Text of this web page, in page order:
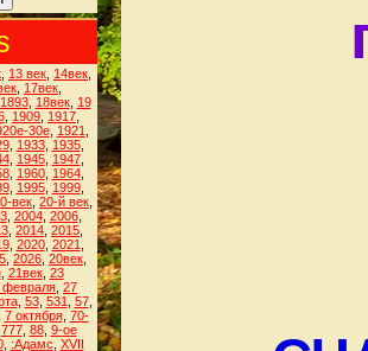
13 век 14век
17век
1893, 18век, 19
1909 1917
30е, 1921
, 1933, 1935,
, 1945, 1947,
, 1960, 1964,
, 1995, 1999,
век 20-й век
, 2004, 2006,
2014 2015
, 2020, 2021
2026 20век
, 21век, 23
февраля 27
, 53, 531 57,
7 октября, 70-
777, 88, 9-ое
, :Адамс XVII